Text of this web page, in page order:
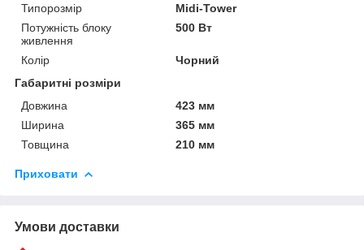
Типорозмір
Midi-Tower
Потужність блоку
живлення
500 Вт
Колір
Чорний
Габаритні розміри
Довжина
423 мм
Ширина
365 мм
Товщина
210 мм
Приховати
Умови доставки